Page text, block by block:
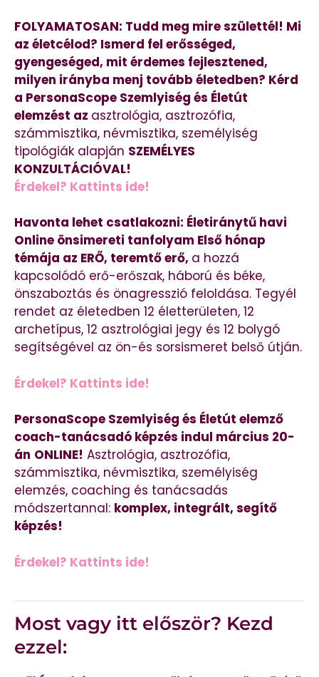
FOLYAMATOSAN: Tudd meg mire születtél! Mi
az életcélod? Ismerd fel erősséged,
gyengeséged, mit érdemes fejlesztened,
milyen irányba menj tovább életedben? Kérd
a PersonaScope Szemlyiség és Életút
elemzést az asztrológia, asztrozófia,
számmisztika, névmisztika, személyiség
tipológiák alapján SZEMÉLYES
KONZULTÁCIÓVAL!
Érdekel? Kattints ide!
Havonta lehet csatlakozni: Életiránytű havi
Online önsimereti tanfolyam Első hónap
témája az ERŐ, teremtő erő, a hozzá
kapcsolódó erő-erőszak, háború és béke,
önszaboztás és önagresszió feloldása. Tegyél
rendet az életedben 12 életterületen, 12
archetípus, 12 asztrológiai jegy és 12 bolygó
segítségével az ön-és sorsismeret belső útján.
Érdekel? Kattints ide!
PersonaScope Szemlyiség és Életút elemző
coach-tanácsadó képzés indul március 20-
án ONLINE! Asztrológia, asztrozófia,
számmisztika, névmisztika, személyiség
elemzés, coaching és tanácsadás
módszertannal: komplex, integrált, segítő
képzés!
Érdekel? Kattints ide!
Most vagy itt először? Kezd
ezzel: